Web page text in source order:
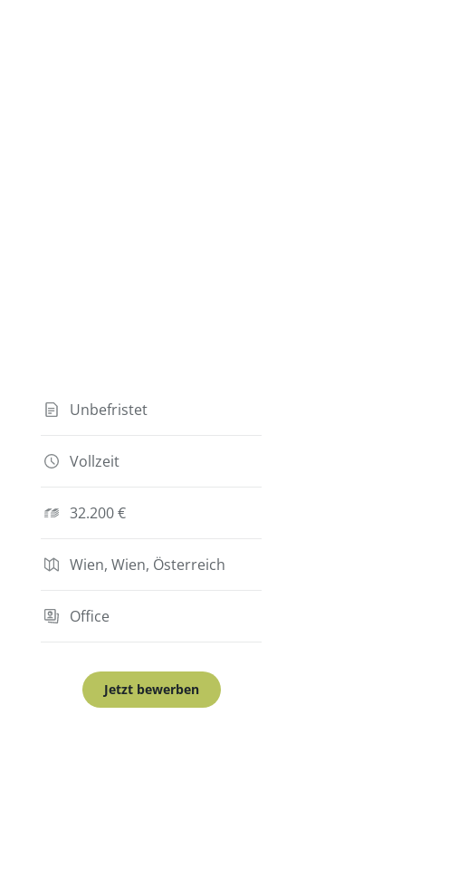
Unbefristet
Vollzeit
32.200 €
Wien, Wien, Österreich
Office
Jetzt bewerben